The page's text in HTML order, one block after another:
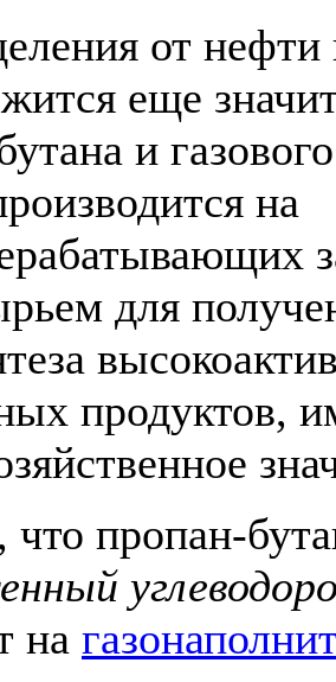
от
еще
и
на
для
продуктов,
пропан-
на